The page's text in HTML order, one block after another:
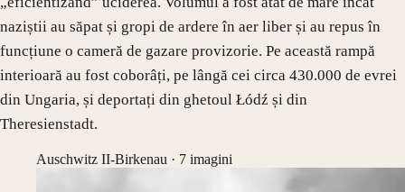
naziștii au săpat și gropi de ardere în aer liber și au repus în
funcțiune o cameră de gazare provizorie. Pe această rampă
interioară au fost coborâți, pe lângă cei circa 430.000 de evrei
din Ungaria, și deportați din ghetoul Łódź și din
Theresienstadt.
Auschwitz II-Birkenau · 7 imagini